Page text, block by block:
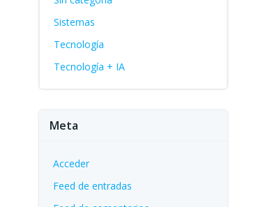
Sistemas
Tecnología
Tecnología + IA
Meta
Acceder
Feed de entradas